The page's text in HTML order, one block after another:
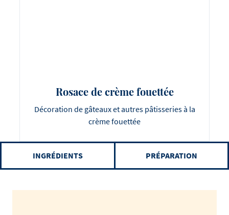
Rosace de crème fouettée
Décoration de gâteaux et autres pâtisseries à la
crème fouettée
INGRÉDIENTS PRÉPARATION